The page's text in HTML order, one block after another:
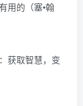
用的（塞•翰
获取智慧，变